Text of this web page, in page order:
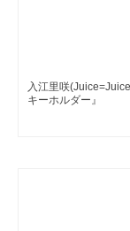
入江里咲
キーホルダー』